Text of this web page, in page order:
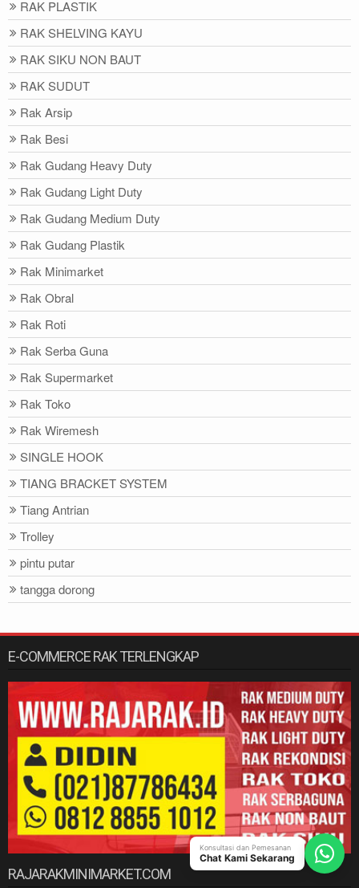
RAK PLASTIK
RAK SHELVING KAYU
RAK SIKU NON BAUT
RAK SUDUT
Rak Arsip
Rak Besi
Rak Gudang Heavy Duty
Rak Gudang Light Duty
Rak Gudang Medium Duty
Rak Gudang Plastik
Rak Minimarket
Rak Obral
Rak Roti
Rak Serba Guna
Rak Supermarket
Rak Toko
Rak Wiremesh
SINGLE HOOK
TIANG BRACKET SYSTEM
Tiang Antrian
Trolley
pintu putar
tangga dorong
E-COMMERCE RAK TERLENGKAP
RAJARAKMINIMARKET.COM
Konsultasi dan Pemesanan
Chat Kami Sekarang